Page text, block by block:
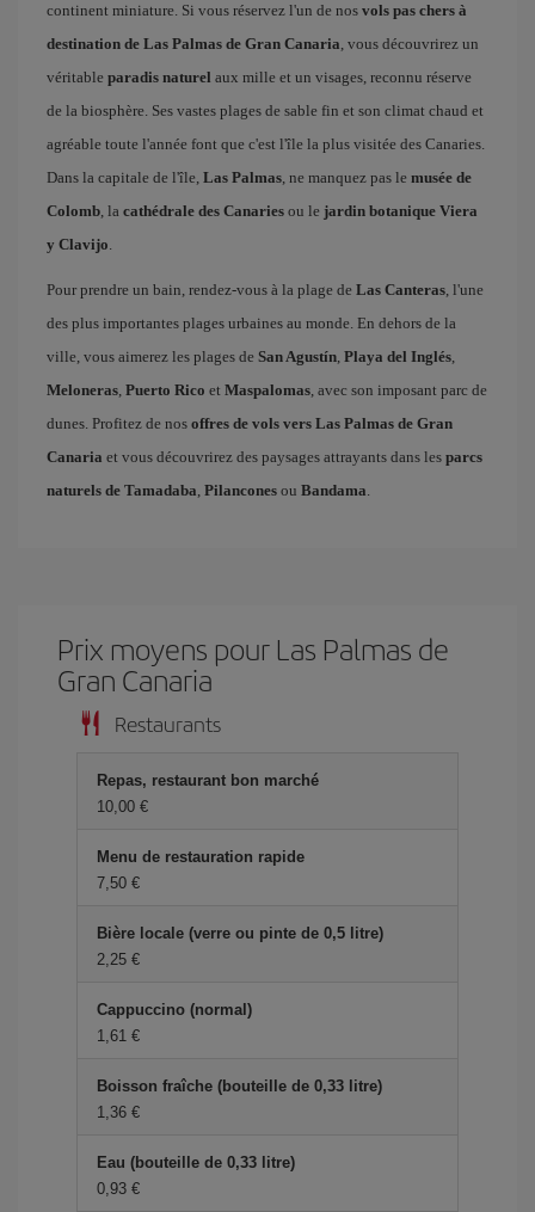
continent miniature. Si vous réservez l'un de nos vols pas chers à
destination de Las Palmas de Gran Canaria, vous découvrirez un
véritable paradis naturel aux mille et un visages, reconnu réserve
de la biosphère. Ses vastes plages de sable fin et son climat chaud et
agréable toute l'année font que c'est l'île la plus visitée des Canaries.
Dans la capitale de l'île, Las Palmas, ne manquez pas le musée de
Colomb, la cathédrale des Canaries ou le jardin botanique Viera
y Clavijo.
Pour prendre un bain, rendez-vous à la plage de Las Canteras, l'une
des plus importantes plages urbaines au monde. En dehors de la
ville, vous aimerez les plages de San Agustín, Playa del Inglés,
Meloneras, Puerto Rico et Maspalomas, avec son imposant parc de
dunes. Profitez de nos offres de vols vers Las Palmas de Gran
Canaria et vous découvrirez des paysages attrayants dans les parcs
naturels de Tamadaba, Pilancones ou Bandama.
Prix ​​moyens pour Las Palmas de
Gran Canaria
Restaurants
Repas, restaurant bon marché
10,00 €
Menu de restauration rapide
7,50 €
Bière locale (verre ou pinte de 0,5 litre)
2,25 €
Cappuccino (normal)
1,61 €
Boisson fraîche (bouteille de 0,33 litre)
1,36 €
Eau (bouteille de 0,33 litre)
0,93 €